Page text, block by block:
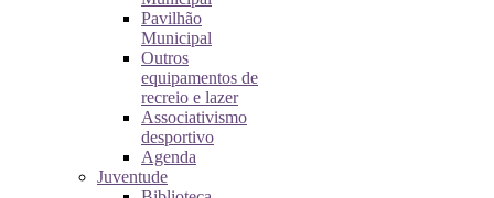
Pavilhão
Municipal
Outros
equipamentos de
recreio e lazer
Associativismo
desportivo
Agenda
Juventude